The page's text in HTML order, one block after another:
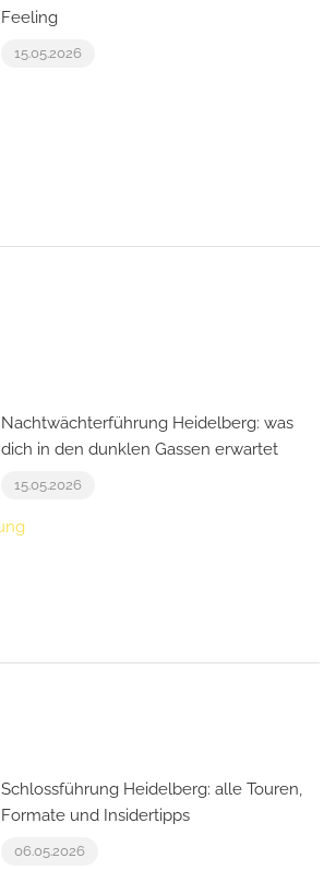
Feeling
15.05.2026
Nachtwächterführung Heidelberg: was
dich in den dunklen Gassen erwartet
15.05.2026
Schlossführung Heidelberg: alle Touren,
Formate und Insidertipps
06.05.2026